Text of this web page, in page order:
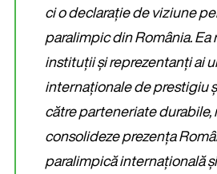
ci o declarație de viziune
paralimpic din România.
instituții și reprezentanți ai
internaționale de prestigiu
către parteneriate durabile,
consolideze prezența
paralimpică internațională